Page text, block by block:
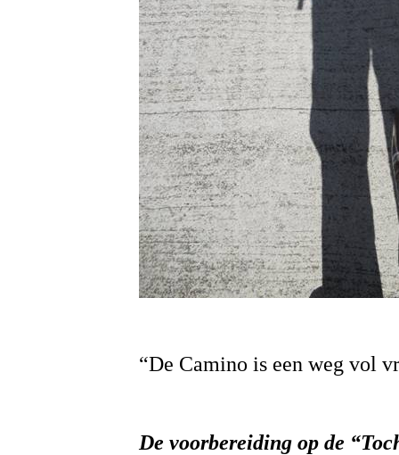
“De Camino is een weg vol
De voorbereiding op de